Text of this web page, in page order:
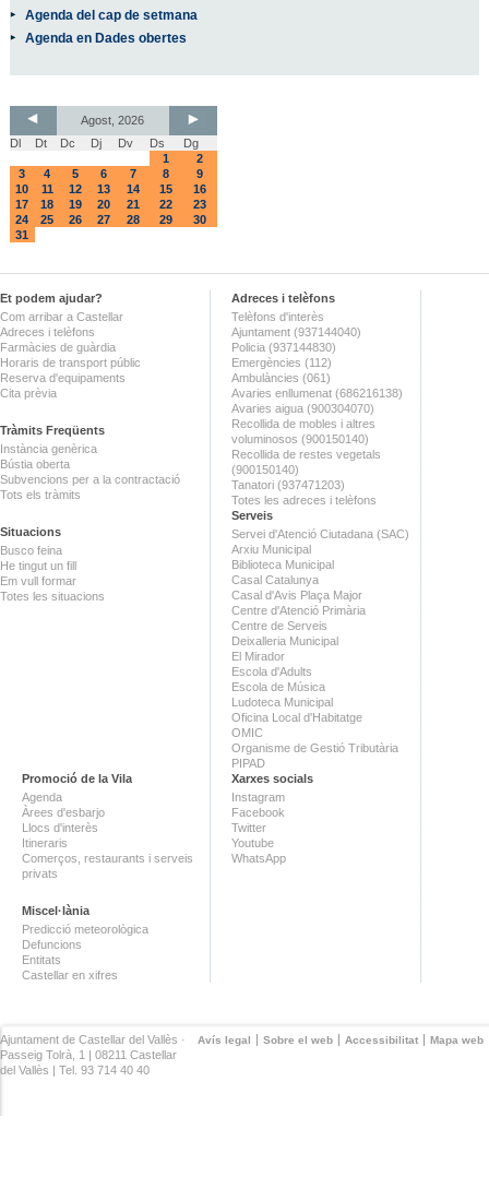
Agenda del cap de setmana
Agenda en Dades obertes
Agost, 2026
Dl
Dt Dc Dj Dv Ds
Dg
1
2
3
4 5 6 7 8
9
10
11 12 13 14 15
16
17
18 19 20 21 22
23
24
25 26 27 28 29
30
31
Et podem ajudar?
Com arribar a Castellar
Adreces i telèfons
Farmàcies de guàrdia
Horaris de transport públic
Reserva d'equipaments
Cita prèvia
Tràmits Freqüents
Instància genèrica
Bústia oberta
Subvencions per a la contractació
Tots els tràmits
Situacions
Busco feina
He tingut un fill
Em vull formar
Totes les situacions
Adreces i telèfons
Telèfons d'interès
Ajuntament (937144040)
Policia (937144830)
Emergències (112)
Ambulàncies (061)
Avaries enllumenat (686216138)
Avaries aigua (900304070)
Recollida de mobles i altres
voluminosos (900150140)
Recollida de restes vegetals
(900150140)
Tanatori (937471203)
Totes les adreces i telèfons
Serveis
Servei d'Atenció Ciutadana (SAC)
Arxiu Municipal
Biblioteca Municipal
Casal Catalunya
Casal d'Avis Plaça Major
Centre d'Atenció Primària
Centre de Serveis
Deixalleria Municipal
El Mirador
Escola d'Adults
Escola de Música
Ludoteca Municipal
Oficina Local d'Habitatge
OMIC
Organisme de Gestió Tributària
PIPAD
Promoció de la Vila
Agenda
Àrees d'esbarjo
Llocs d'interès
Itineraris
Comerços, restaurants i serveis
privats
Miscel·lània
Predicció meteorològica
Defuncions
Entitats
Castellar en xifres
Xarxes socials
Instagram
Facebook
Twitter
Youtube
WhatsApp
Avís legal Sobre el web Accessibilitat Mapa web
Ajuntament de Castellar del Vallès ·
Passeig Tolrà, 1 | 08211 Castellar
del Vallès | Tel. 93 714 40 40